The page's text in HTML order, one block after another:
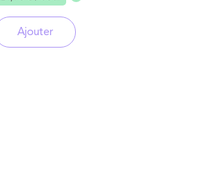
Ajouter